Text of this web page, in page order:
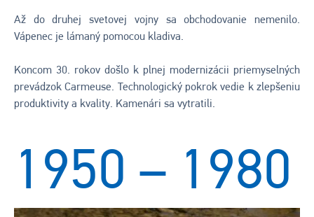
Až do druhej svetovej vojny sa obchodovanie nemenilo.
Vápenec je lámaný pomocou kladiva.
Koncom 30. rokov došlo k plnej modernizácii priemyselných
prevádzok Carmeuse. Technologický pokrok vedie k zlepšeniu
produktivity a kvality. Kamenári sa vytratili.
1950 – 1980